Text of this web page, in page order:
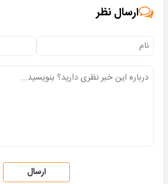
ارسال نظر
ارسال